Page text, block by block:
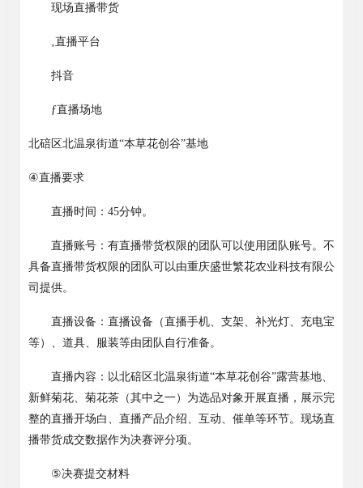
现场直播带货
‚直播平台
抖音
ƒ直播场地
北碚区北温泉街道“本草花创谷”基地
④直播要求
直播时间： 45分钟。
直播账号：有直播带货权限的团队可以使用团队账号。不
具备直播带货权限的团队可以由重庆盛世繁花农业科技有限公
司提供。
直播设备：直播设备（直播手机、支架、补光灯、充电宝
等）、道具、服装等由团队自行准备。
直播内容：以北碚区北温泉街道“本草花创谷”露营基地、
新鲜菊花、菊花茶（其中之一）为选品对象开展直播，展示完
整的直播开场白、直播产品介绍、互动、催单等环节。现场直
播带货成交数据作为决赛评分项。
⑤决赛提交材料